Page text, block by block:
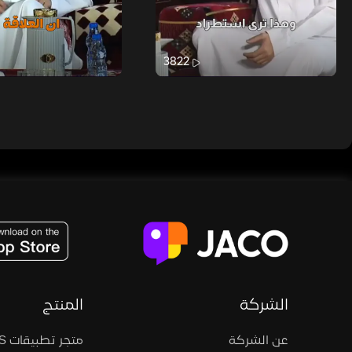
3822
الشركة
عن الشركة
المنتج
متجر تطبيقات iOS